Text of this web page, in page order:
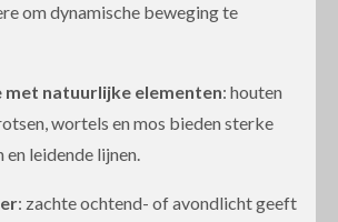
om dynamische beweging te
met natuurlijke elementen: houten
wortels en mos bieden sterke
leidende lijnen.
: zachte ochtend- of avondlicht geeft